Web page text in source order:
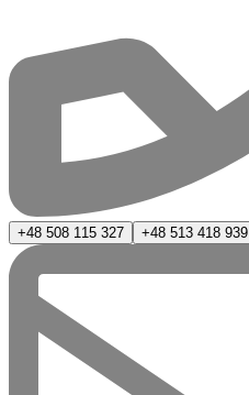
+48 508 115 327 +48 513 418 939